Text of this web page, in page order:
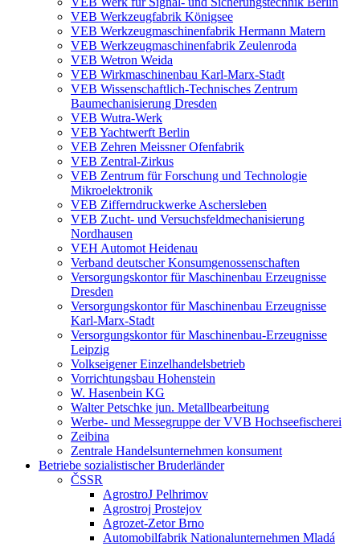
VEB Werkzeugfabrik Königsee
VEB Werkzeugmaschinenfabrik Hermann Matern
VEB Werkzeugmaschinenfabrik Zeulenroda
VEB Wetron Weida
VEB Wirkmaschinenbau Karl-Marx-Stadt
VEB Wissenschaftlich-Technisches Zentrum
Baumechanisierung Dresden
VEB Wutra-Werk
VEB Yachtwerft Berlin
VEB Zehren Meissner Ofenfabrik
VEB Zentral-Zirkus
VEB Zentrum für Forschung und Technologie
Mikroelektronik
VEB Zifferndruckwerke Aschersleben
VEB Zucht- und Versuchsfeldmechanisierung
Nordhausen
VEH Automot Heidenau
Verband deutscher Konsumgenossenschaften
Versorgungskontor für Maschinenbau Erzeugnisse
Dresden
Versorgungskontor für Maschinenbau Erzeugnisse
Karl-Marx-Stadt
Versorgungskontor für Maschinenbau-Erzeugnisse
Leipzig
Volkseigener Einzelhandelsbetrieb
Vorrichtungsbau Hohenstein
W. Hasenbein KG
Walter Petschke jun. Metallbearbeitung
Werbe- und Messegruppe der VVB Hochseefischerei
Zeibina
Zentrale Handelsunternehmen konsument
Betriebe sozialistischer Bruderländer
ČSSR
AgrostroJ Pelhrimov
Agrostroj Prostejov
Agrozet-Zetor Brno
Automobilfabrik Nationalunternehmen Mladá